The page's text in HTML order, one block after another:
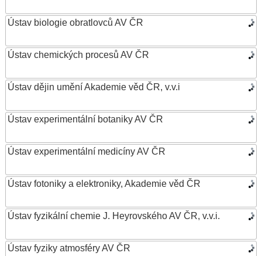
Ústav biologie obratlovců AV ČR
Ústav chemických procesů AV ČR
Ústav dějin umění Akademie věd ČR, v.v.i
Ústav experimentální botaniky AV ČR
Ústav experimentální medicíny AV ČR
Ústav fotoniky a elektroniky, Akademie věd ČR
Ústav fyzikální chemie J. Heyrovského AV ČR, v.v.i.
Ústav fyziky atmosféry AV ČR